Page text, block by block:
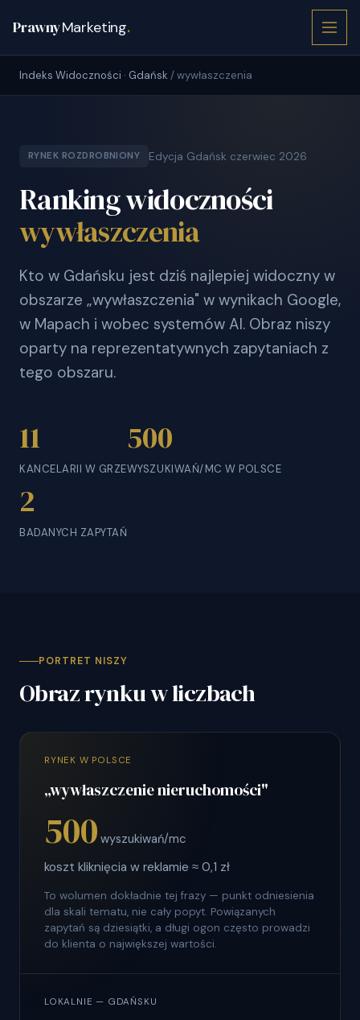
PrawnyMarketing.
Indeks Widoczności · Gdańsk / wywłaszczenia
RYNEK ROZDROBNIONY Edycja Gdańsk czerwiec 2026
Ranking widoczności
wywłaszczenia
Kto w Gdańsku jest dziś najlepiej widoczny w
obszarze „wywłaszczenia" w wynikach Google,
w Mapach i wobec systemów AI. Obraz niszy
oparty na reprezentatywnych zapytaniach z
tego obszaru.
11
KANCELARII W GRZE
500
WYSZUKIWAŃ/MC W POLSCE
2
BADANYCH ZAPYTAŃ
PORTRET NISZY
Obraz rynku w liczbach
RYNEK W POLSCE
„wywłaszczenie nieruchomości"
500 wyszukiwań/mc
koszt kliknięcia w reklamie ≈ 0,1 zł
To wolumen dokładnie tej frazy — punkt odniesienia
dla skali tematu, nie cały popyt. Powiązanych
zapytań są dziesiątki, a długi ogon często prowadzi
do klienta o największej wartości.
LOKALNIE — GDAŃSKU